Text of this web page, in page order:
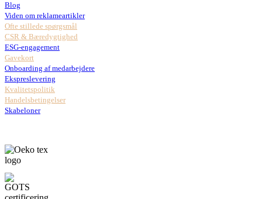
Blog
Viden om reklameartikler
Ofte stillede spørgsmål
CSR & Bæredygtighed
ESG-engagement
Gavekort
Onboarding af medarbejdere
Ekspreslevering
Kvalitetspolitik
Handelsbetingelser
Skabeloner